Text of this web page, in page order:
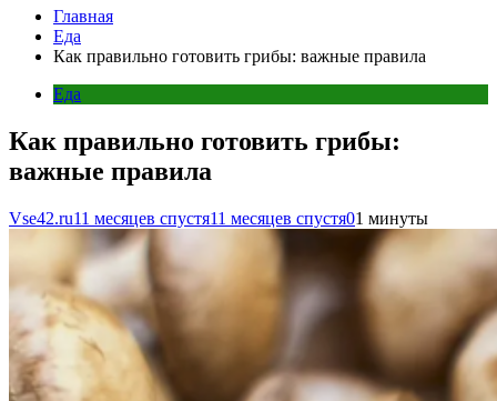
Главная
Еда
Как правильно готовить грибы: важные правила
Еда
Как правильно готовить грибы:
важные правила
Vse42.ru11 месяцев спустя11 месяцев спустя01 минуты